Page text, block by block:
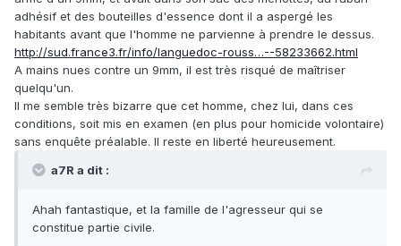
adhésif et des bouteilles d'essence dont il a aspergé les
habitants avant que l'homme ne parvienne à prendre le dessus.
http://sud.france3.fr/info/languedoc-rouss…--58233662.html
A mains nues contre un 9mm, il est très risqué de maîtriser
quelqu'un.
Il me semble très bizarre que cet homme, chez lui, dans ces
conditions, soit mis en examen (en plus pour homicide volontaire)
sans enquête préalable. Il reste en liberté heureusement.
a7R a dit :
Ahah fantastique, et la famille de l'agresseur qui se
constitue partie civile.